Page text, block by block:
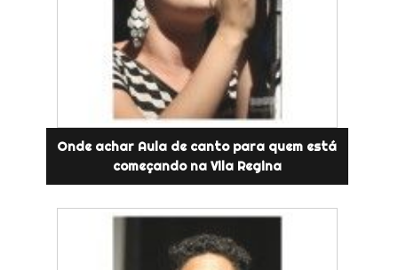
Onde achar Aula de canto para quem está
começando na Vila Regina